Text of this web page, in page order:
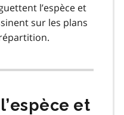
l’espèce et
sur les plans
et